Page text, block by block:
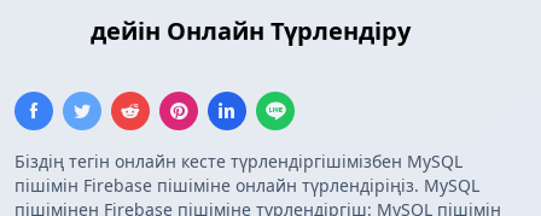
дейін Онлайн Түрлендіру
Біздің тегін онлайн кесте түрлендіргішімізбен MySQL
пішімін Firebase пішіміне онлайн түрлендіріңіз. MySQL
пішімінен Firebase пішіміне түрлендіргіш: MySQL пішімін